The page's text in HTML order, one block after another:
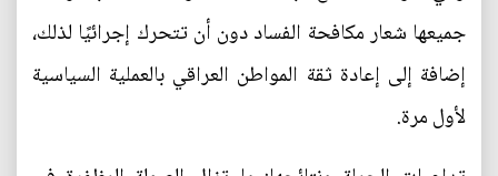
جميعها شعار مكافحة الفساد دون أن تتحرك إجرائيًا لذلك،
إضافة إلى إعادة ثقة المواطن العراقي بالعملية السياسية
لأول مرة.